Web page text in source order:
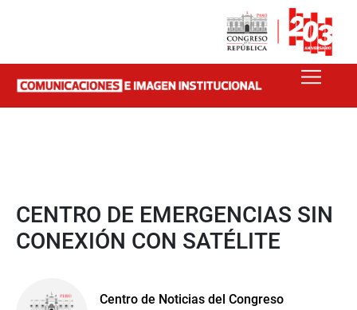
CENTRO DE EMERGENCIAS SIN
CONEXIÓN CON SATÉLITE
Centro de Noticias del Congreso